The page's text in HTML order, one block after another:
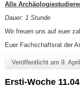
Alle
Dauer: 1 Stunde
Wir freuen uns auf euer
Euer Fachschaftsrat der
Veröffentlicht am 9.
Ersti-Woche